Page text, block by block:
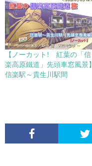
【ノーカット! 紅葉の「信
楽高原鐵道」先頭車窓風景】
信楽駅～貴生川駅間